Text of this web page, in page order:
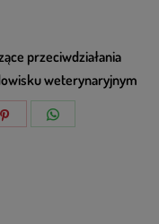
przeciwdziałania
weterynaryjnym